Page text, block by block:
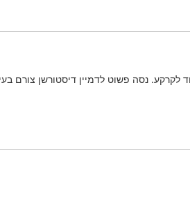
נסה פשוט לדמיין דיסטורשן צורם